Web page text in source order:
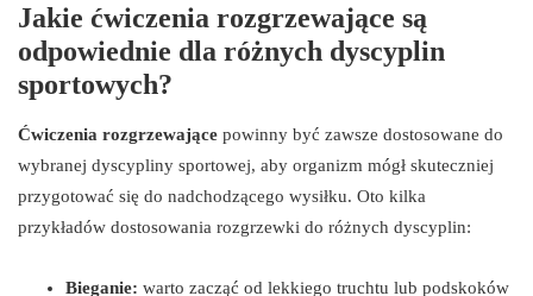
Jakie ćwiczenia rozgrzewające są
odpowiednie dla różnych dyscyplin
sportowych?
Ćwiczenia rozgrzewające powinny być zawsze dostosowane do
wybranej dyscypliny sportowej, aby organizm mógł skuteczniej
przygotować się do nadchodzącego wysiłku. Oto kilka
przykładów dostosowania rozgrzewki do różnych dyscyplin:
Bieganie: warto zacząć od lekkiego truchtu lub podskoków